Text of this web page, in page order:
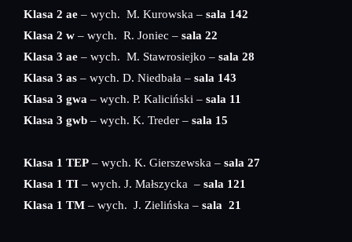
Klasa 2 ae – wych. M. Kurowska – sala 142
Klasa 2 w – wych. R. Joniec – sala 22
Klasa 3 ae – wych. M. Stawrosiejko – sala 28
Klasa 3 as – wych. D. Niedbała – sala 143
Klasa 3 gwa – wych. P. Kaliciński – sala 11
Klasa 3 gwb – wych. K. Treder – sala 15
Klasa 1 TEP – wych. K. Gierszewska – sala 27
Klasa 1 TI – wych. J. Małszycka – sala 121
Klasa 1 TM – wych. J. Zielińska – sala 21